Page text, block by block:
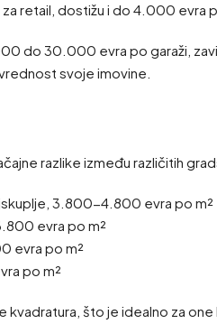
retail, dostižu i do 4.000 evra
do 30.000 evra po garaži,
svoje imovine.
razlike između različitih
3.800-4.800 evra po m²
evra po m²
evra po m²
po m²
što je idealno za